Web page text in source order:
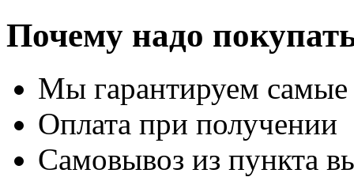
Почему надо
Мы гарантируем
Оплата при получении
Самовывоз из пункта